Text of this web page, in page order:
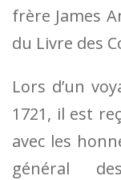
frère James
du Livre des
Lors d’un
1721, il est
avec les
général